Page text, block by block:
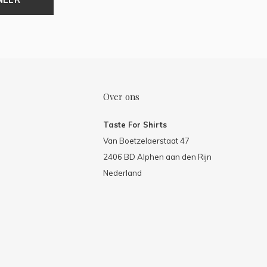
Over ons
Taste For Shirts
Van Boetzelaerstaat 47
2406 BD Alphen aan den Rijn
Nederland